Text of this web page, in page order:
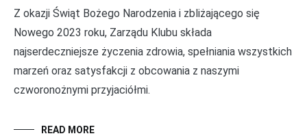
Z okazji Świąt Bożego Narodzenia i zbliżającego się
Nowego 2023 roku, Zarządu Klubu składa
najserdeczniejsze życzenia zdrowia, spełniania wszystkich
marzeń oraz satysfakcji z obcowania z naszymi
czworonożnymi przyjaciółmi.
READ MORE